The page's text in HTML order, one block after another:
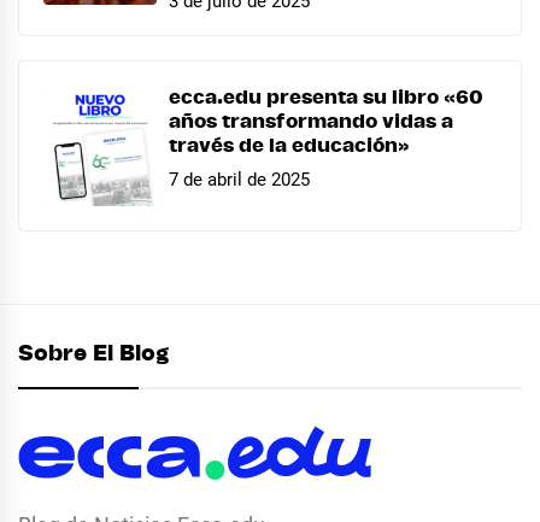
ecca.edu presenta su libro «60
años transformando vidas a
través de la educación»
7 de abril de 2025
Sobre El Blog